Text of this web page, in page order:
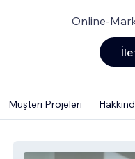
Online-
Müşteri Projeleri